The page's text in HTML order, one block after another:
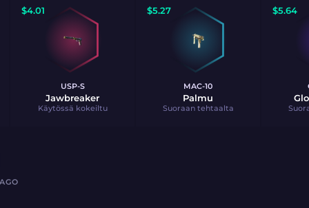
$4.01
USP-S
Jawbreaker
Käytössä kokeiltu
$5.27
MAC-10
Palmu
Suoraan tehtaalta
$5.64